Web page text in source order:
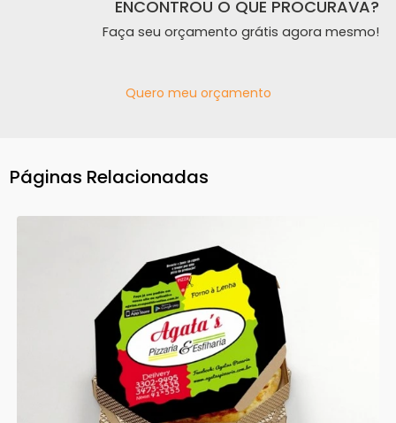
ENCONTROU O QUE PROCURAVA?
Faça seu orçamento grátis agora mesmo!
Quero meu orçamento
Páginas Relacionadas